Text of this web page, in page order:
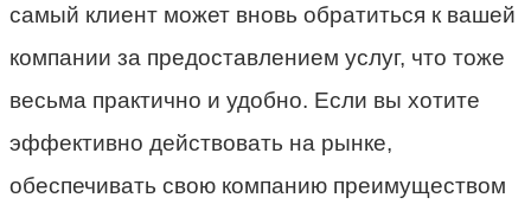
самый клиент может вновь обратиться к вашей
компании за предоставлением услуг, что тоже
весьма практично и удобно. Если вы хотите
эффективно действовать на рынке,
обеспечивать свою компанию преимуществом